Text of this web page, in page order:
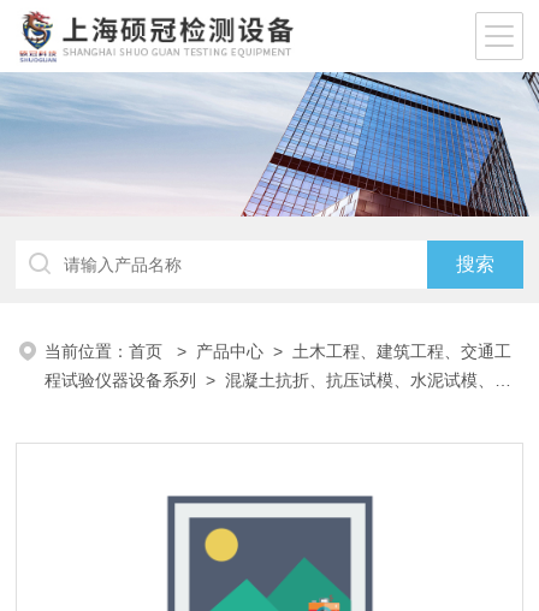
当前位置：首页 > 产品中心 > 土木工程、建筑工程、交通工
程试验仪器设备系列
>混凝土抗折、抗压试模、水泥试模、砂